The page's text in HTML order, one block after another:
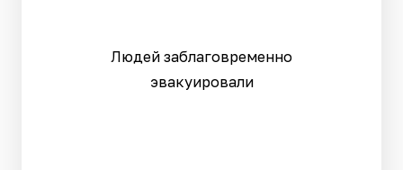
Людей заблаговременно
эвакуировали